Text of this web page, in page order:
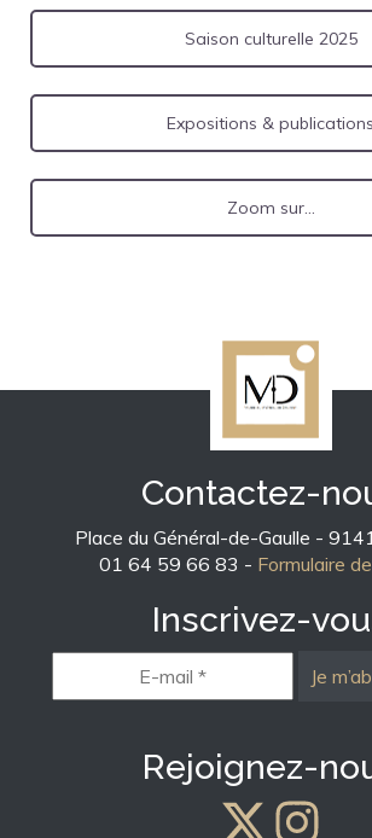
Saison culturelle 2025
Expositions & publications
Zoom sur...
Contactez-
Place du Général-de-Gaulle -
01 64 59 66 83 - Formulaire
Inscrivez-
mail
*
Rejoignez-